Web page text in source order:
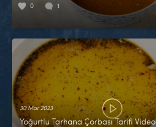
0 1
30 Mar 2023
Yoğurtlu Tarhana Çorbası Tarifi Video